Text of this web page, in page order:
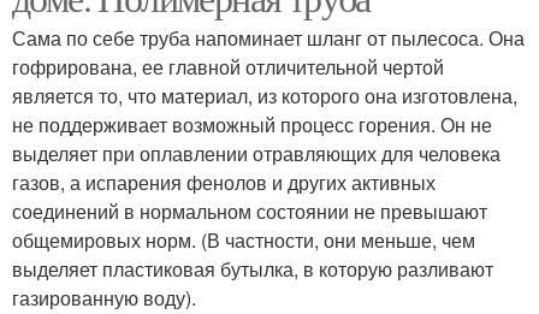
Сама по себе труба напоминает шланг от пылесоса. Она
гофрирована, ее главной отличительной чертой
является то, что материал, из которого она изготовлена,
не поддерживает возможный процесс горения. Он не
выделяет при оплавлении отравляющих для человека
газов, а испарения фенолов и других активных
соединений в нормальном состоянии не превышают
общемировых норм. (В частности, они меньше, чем
выделяет пластиковая бутылка, в которую разливают
газированную воду).